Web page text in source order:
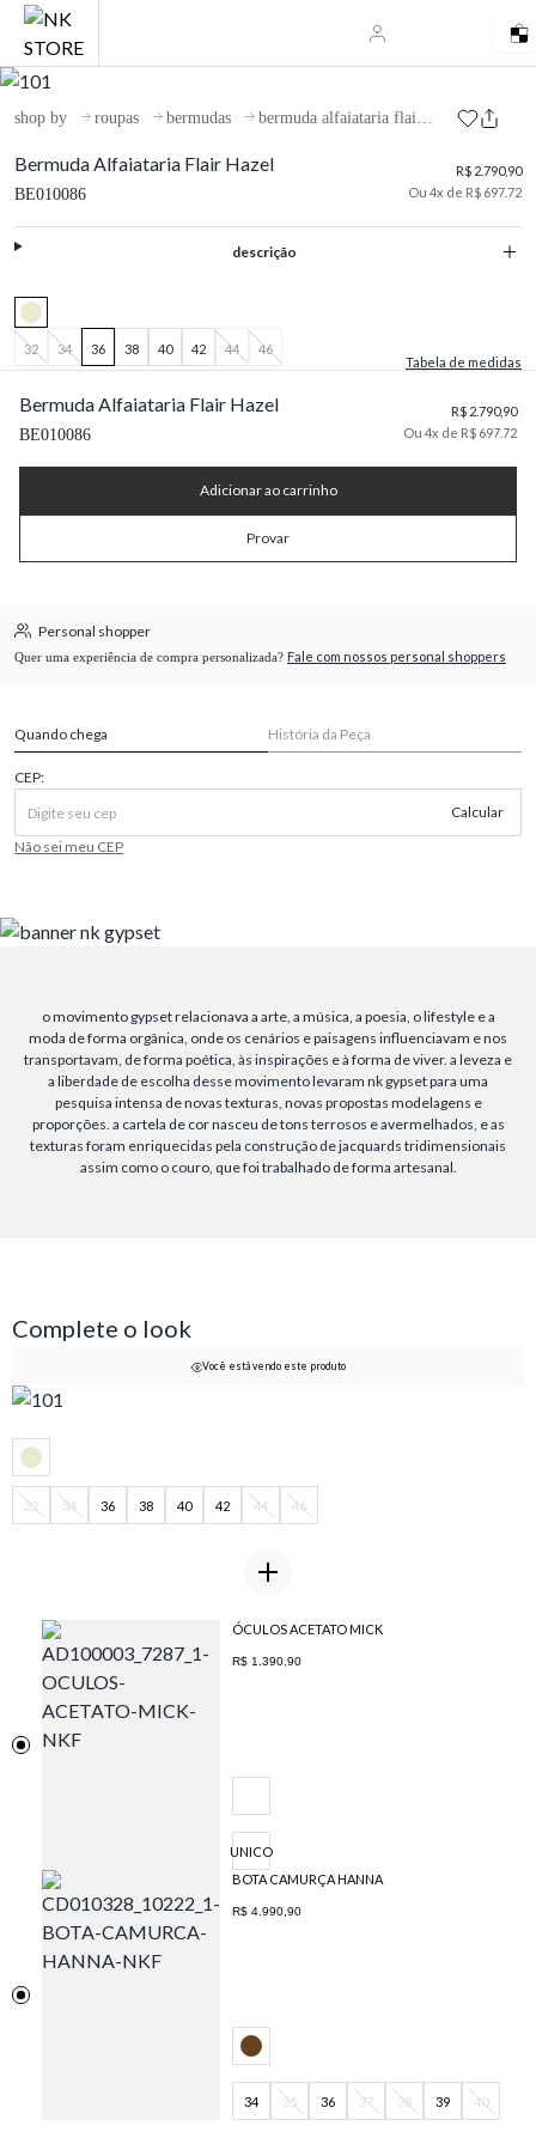
shop by roupas bermudas bermuda alfaiataria flair hazel
Bermuda Alfaiataria Flair Hazel
BE010086
R$ 2.790,90
Ou 4x de R$ 697.72
descrição
32 34 36 38 40 42 44
46
Tabela de medidas
Bermuda Alfaiataria Flair Hazel
BE010086
R$ 2.790,90
Ou 4x de R$ 697.72
Adicionar ao carrinho
Provar
Personal shopper
Quer uma experiência de compra personalizada? Fale com nossos personal shoppers
Quando chega História da Peça
CEP:
Calcular
Não sei meu CEP
o movimento gypset relacionava a arte, a música, a poesia, o lifestyle e a
moda de forma orgânica, onde os cenários e paisagens influenciavam e nos
transportavam, de forma poética, às inspirações e à forma de viver. a leveza e
a liberdade de escolha desse movimento levaram nk gypset para uma
pesquisa intensa de novas texturas, novas propostas modelagens e
proporções. a cartela de cor nasceu de tons terrosos e avermelhados, e as
texturas foram enriquecidas pela construção de jacquards tridimensionais
assim como o couro, que foi trabalhado de forma artesanal.
Complete o look
Você está vendo este produto
32 34 36 38 40 42 44 46
ÓCULOS ACETATO MICK
R$ 1.390,90
UNICO
BOTA CAMURÇA HANNA
R$ 4.990,90
34 35 36 37 38 39 40